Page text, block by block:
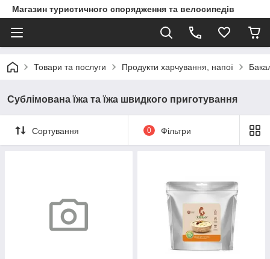
Магазин туристичного спорядження та велосипедів
Товари та послуги Продукти харчування, напої
Сублімована їжа та їжа швидкого приготування
Сортування 0 Фільтри